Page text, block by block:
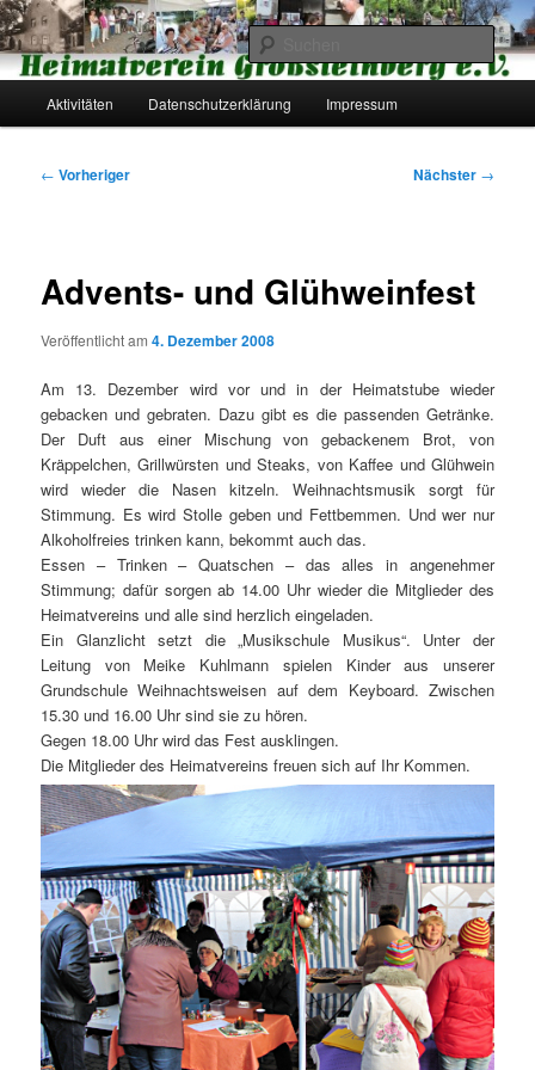
Zum
primären
Inhalt
springenHeimatverein Großsteinberg e.V.
Aktivitäten Datenschutzerklärung Impressum
Beitragsnavigation
← Vorheriger Nächster →
Advents- und Glühweinfest
Veröffentlicht am4. Dezember 2008
Am 13. Dezember wird vor und in der Heimatstube wieder
gebacken und gebraten. Dazu gibt es die passenden Getränke.
Der Duft aus einer Mischung von gebackenem Brot, von
Kräppelchen, Grillwürsten und Steaks, von Kaffee und Glühwein
wird wieder die Nasen kitzeln. Weihnachtsmusik sorgt für
Stimmung. Es wird Stolle geben und Fettbemmen. Und wer nur
Alkoholfreies trinken kann, bekommt auch das.
Essen – Trinken – Quatschen – das alles in angenehmer
Stimmung; dafür sorgen ab 14.00 Uhr wieder die Mitglieder des
Heimatvereins und alle sind herzlich eingeladen.
Ein Glanzlicht setzt die „Musikschule Musikus“. Unter der
Leitung von Meike Kuhlmann spielen Kinder aus unserer
Grundschule Weihnachtsweisen auf dem Keyboard. Zwischen
15.30 und 16.00 Uhr sind sie zu hören.
Gegen 18.00 Uhr wird das Fest ausklingen.
Die Mitglieder des Heimatvereins freuen sich auf Ihr Kommen.